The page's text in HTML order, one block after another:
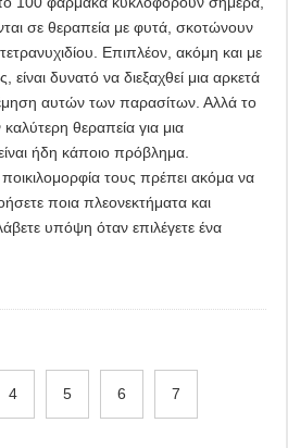
σε θεραπεία με φυτά, σκοτώνουν
Επιπλέον, ακόμη και με
είναι δυνατό να διεξαχθεί μια αρκετά
αυτών των παρασίτων. Αλλά το
θεραπεία για μια
ήδη κάποιο πρόβλημα.
τους πρέπει ακόμα να
ποια πλεονεκτήματα και
υπόψη όταν επιλέγετε ένα
4 5 6 7